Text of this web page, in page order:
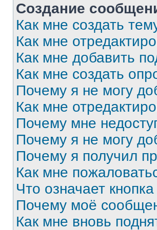
Создание
Как мне создать
Как мне
Как мне добавить
Как мне создать
Почему я не могу
Как мне
Почему мне
Почему я не могу
Почему я получил
Как мне
Что означает
Почему моё
Как мне вновь